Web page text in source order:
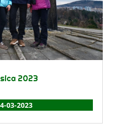
2023
03-2023